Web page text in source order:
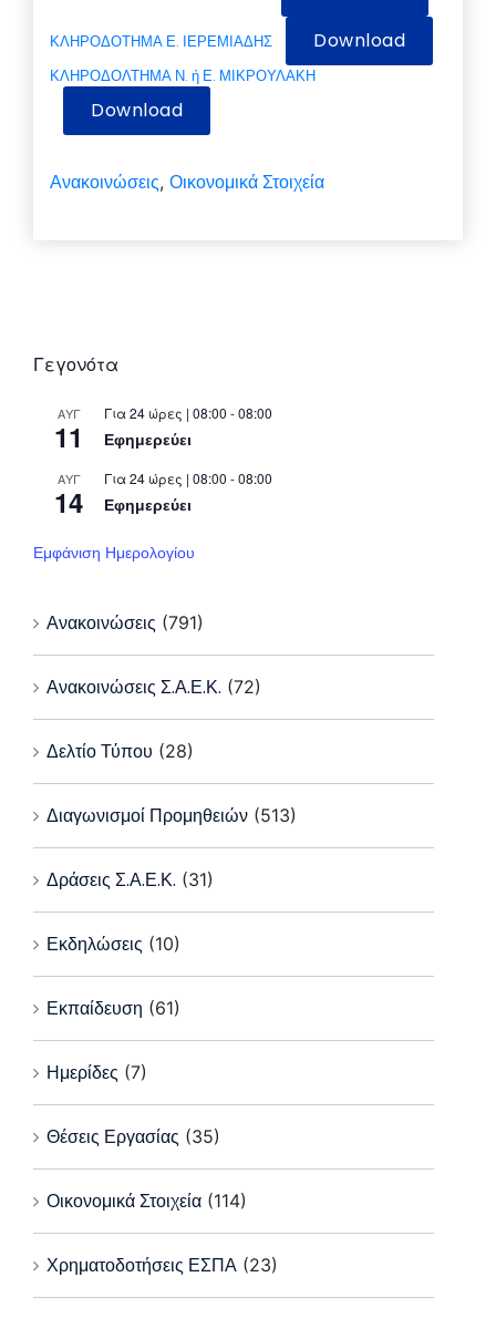
ΚΛΗΡΟΔΟΤΗΜΑ Ε. ΙΕΡΕΜΙΑΔΗΣ Download
ΚΛΗΡΟΔΟΛΤΗΜΑ Ν. ή Ε. ΜΙΚΡΟΥΛΑΚΗ
Download
Ανακοινώσεις, Οικονομικά Στοιχεία
Γεγονότα
ΑΥΓ
11
Για 24 ώρες | 08:00 - 08:00
Εφημερεύει
ΑΥΓ
14
Για 24 ώρες | 08:00 - 08:00
Εφημερεύει
Εμφάνιση Ημερολογίου
Ανακοινώσεις (791)
Ανακοινώσεις Σ.Α.Ε.Κ. (72)
Δελτίο Τύπου (28)
Διαγωνισμοί Προμηθειών (513)
Δράσεις Σ.Α.Ε.Κ. (31)
Εκδηλώσεις (10)
Εκπαίδευση (61)
Ημερίδες (7)
Θέσεις Εργασίας (35)
Οικονομικά Στοιχεία (114)
Χρηματοδοτήσεις ΕΣΠΑ (23)